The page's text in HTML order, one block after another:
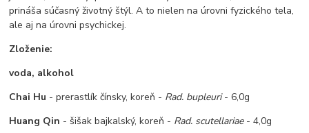
prináša súčasný životný štýl. A to nielen na úrovni fyzického tela,
ale aj na úrovni psychickej.
Zloženie:
voda, alkohol
Chai Hu - prerastlík čínsky, koreň - Rad. bupleuri- 6,0g
Huang Qin - šišak bajkalský, koreň - Rad. scutellariae- 4,0g